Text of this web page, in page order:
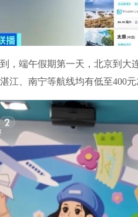
端午假期第一天，北京到大连
江、南宁等航线均有低至400元